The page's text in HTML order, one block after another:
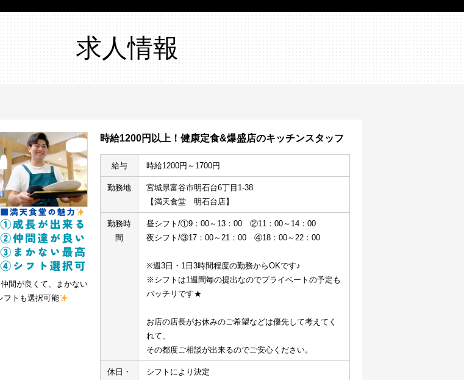
求人情報
間が良くて、まかない
フトも選択可能
時給1200円以上！健康定食&爆盛店のキッチンスタッフ
給与 時給1200円～1700円
勤務地
宮城県富谷市明石台6丁目1-38
【満天食堂　明石台店】
勤務時
間
昼シフト/①9：00～13：00　②11：00～14：00
夜シフト/③17：00～21：00　④18：00～22：00
※週3日・1日3時間程度の勤務からOKです♪
※シフトは1週間毎の提出なのでプライベートの予定も
バッチリです★
お店の店長がお休みのご希望などは優先して考えてく
れて、
その都度ご相談が出来るのでご安心ください。
休日・
シフトにより決定